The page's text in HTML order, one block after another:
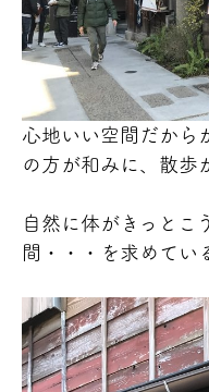
心地いい空間だか
の方が和みに、散歩
自然に体がきっとこ
間・・・を求めてい